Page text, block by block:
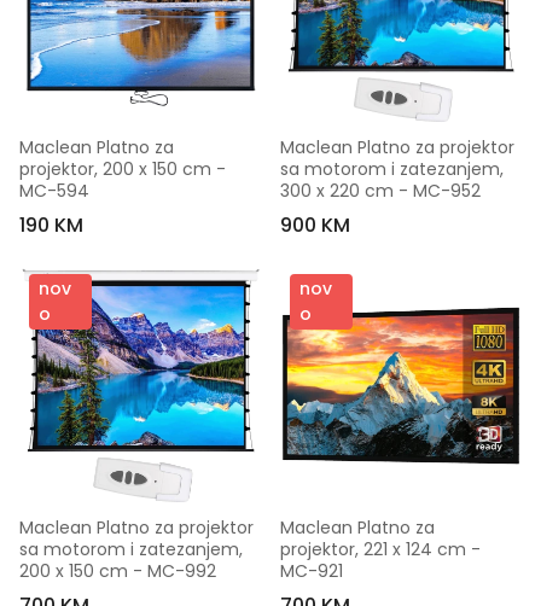
Maclean Platno za
projektor, 200 x 150 cm -
MC-594
190 KM
Maclean Platno za projektor
sa motorom i zatezanjem,
300 x 220 cm - MC-952
900 KM
nov
o
Maclean Platno za projektor
sa motorom i zatezanjem,
200 x 150 cm - MC-992
nov
o
Maclean Platno za
projektor, 221 x 124 cm -
MC-921